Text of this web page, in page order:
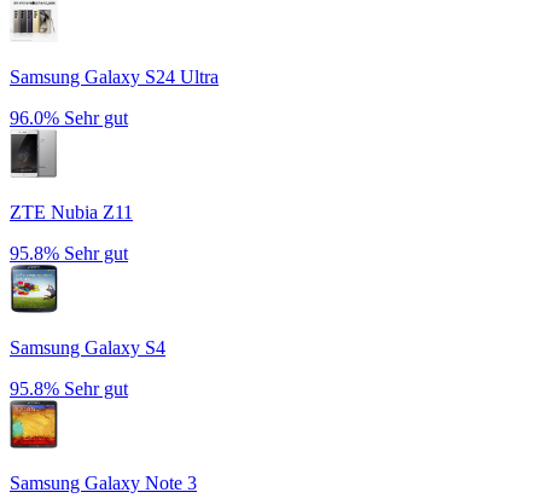
Samsung Galaxy S24 Ultra
96.0% Sehr gut
ZTE Nubia Z11
95.8% Sehr gut
Samsung Galaxy S4
95.8% Sehr gut
Samsung Galaxy Note 3